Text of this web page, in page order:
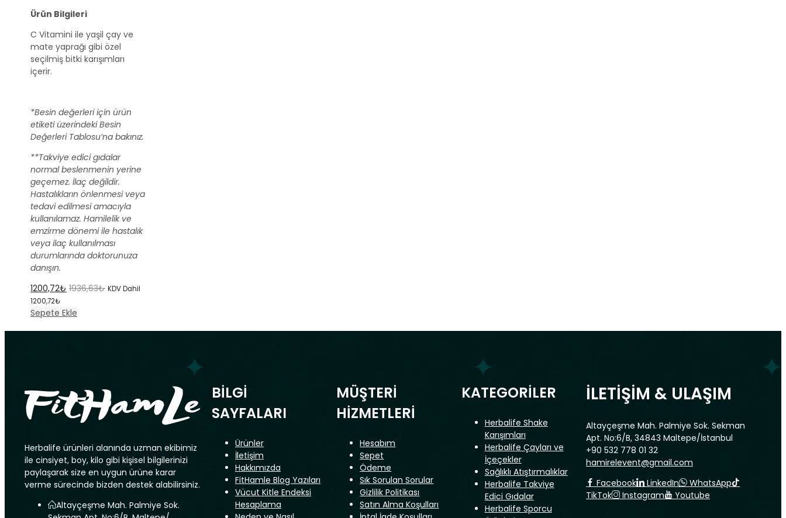
Ürün Bilgileri
C Vitamini ile yaşil çay ve
mate yaprağı gibi özel
seçilmiş bitki karışımları
içerir.
*Besin değerleri için ürün
etiketi üzerindeki Besin
Değerleri Tablosu’na bakınız.
**Takviye edici gıdalar
normal beslenmenin yerine
geçemez. İlaç değildir.
Hastalıkların önlenmesi veya
tedavi edilmesi amacıyla
kullanılamaz. Hamilelik ve
emzirme dönemi ile hastalık
veya ilaç kullanılması
durumlarında doktorunuza
danışın.
1200,72₺ 1936,63₺ KDV Dahil
1200,72₺
Sepete Ekle
Herbalife ürünleri alanında uzman ekibimiz
ile cinsiyet, boy, kilo gibi kişisel bilgilerinizi
paylaşarak size en uygun ürüne karar
verme sürecinde bizden destek alabilirsiniz.
Altayçeşme Mah. Palmiye Sok.
BİLGİ
SAYFALARI
Ürünler
İletişim
Hakkımızda
FitHamle Blog Yazıları
Vücut Kitle Endeksi
Hesaplama
MÜŞTERİ
HİZMETLERİ
Hesabım
Sepet
Ödeme
Sık Sorulan Sorular
Gizlilik Politikası
Satın Alma Koşulları
KATEGORİLER
Herbalife Shake
Karışımları
Herbalife Çayları ve
İçeçekler
Sağlıklı Atıştırmalıklar
Herbalife Takviye
Edici Gıdalar
Herbalife Sporcu
İLETİŞİM & ULAŞIM
Altayçeşme Mah. Palmiye Sok. Sekman
Apt. No:6/B, 34843 Maltepe/İstanbul
+90 532 778 01 32
hamirelevent@gmail.com
Facebook
LinkedIn
WhatsApp
TikTok
Instagram Youtube